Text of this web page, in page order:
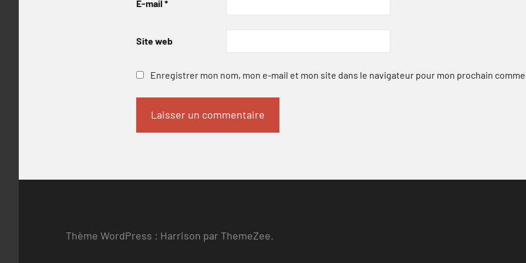
E-mail *
Site web
Enregistrer mon nom, mon e-mail et mon site dans le navigateur pour mon prochain
Thème WordPress : Harrison par ThemeZee.